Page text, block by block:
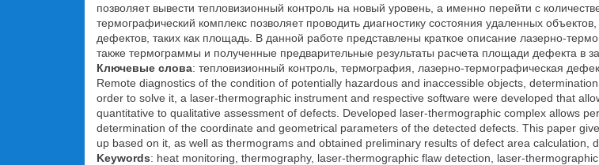
позволяет вывести тепловизионный контроль на новый уровень, а именно перейти с
термографический комплекс позволяет проводить диагностику состояния удаленных
дефектов, таких как площадь. В данной работе представлены краткое описание лазерно-
также термограммы и полученные предварительные результаты расчета площади дефекта в
Ключевые слова: тепловизионный контроль, термография, лазерно-термографическая
Remote diagnostics of the condition of potentially hazardous and inaccessible objects,
order to solve it, a laser-thermographic instrument and respective software were developed that
quantitative to qualitative assessment of defects. Developed laser-thermographic complex allows
determination of the coordinate and geometrical parameters of the detected defects. This paper
up based on it, as well as thermograms and obtained preliminary results of defect area calculation,
Keywords: heat monitoring, thermography, laser-thermographic flaw detection, laser-